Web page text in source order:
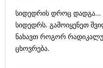
სიდედრის დროც დადგა...
სიდედრს. გამოიყენეთ
ნახავთ როგორ
ცხოვრება.